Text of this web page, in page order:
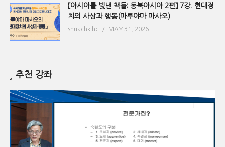
【아시아를 빛낸 책들: 동북아시아 2편】 7강. 현대정
치의 사상과 행동(마루야마 마사오)
snuachklhc MAY 31, 2026
추천 강좌